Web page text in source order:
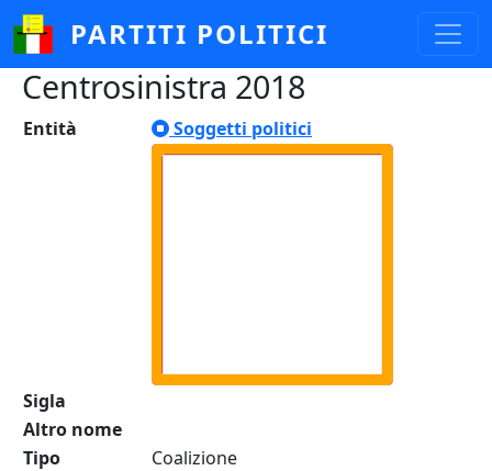
Salta al contenuto principale
PARTITI POLITICI
Centrosinistra 2018
Entità Soggetti politici
Sigla
Altro nome
Tipo
Coalizione